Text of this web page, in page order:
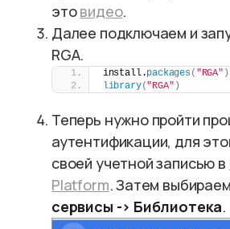
этовидео.
Далее подключаем и
RGA.
install.packages( "RGA" )
library("RGA" )
Теперь нужно пройти
аутентификации, для
своей учетной записью в
Platform. Затем
сервисы -> Библиотека.